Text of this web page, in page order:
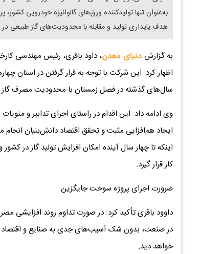
به‌عنوان تنها تولیدکننده ورق‌های گالوانیزه خودرویی
هدف پایداری تولید و مقابله با محدودیت‌های گاز طبیعی در فصول سرد در
به گزارش دنیای معدن، داود باقری، رئیس مهندسی
اظهار کرد: این شرکت با توجه به قرار گرفتن در استان
سال‌های گذشته در فصل زمستان با محدودیت مصرف
وی ادامه داد: این اقدام در راستای اجرای تدابیر و
ایجاد هم‌افزایی مثبت و تحقق اقتصاد دانش‌بنیان
اینکه تا چهار سال آینده امکان افزایش تولید گاز در
کار قرار گیرد.
ضرورت اجرای پروژه سوخت جایگزین
داوود باقری تأکید کرد: در صورت تداوم روند
در صنعت، بدون شک آسیب‌های جدی به صنایع و اقتصاد
خواهد دید.